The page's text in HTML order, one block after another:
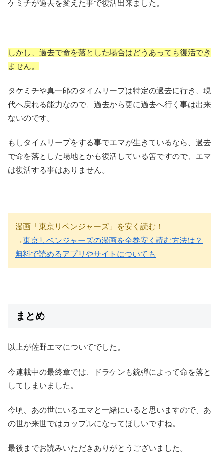
ケミチが過去を変えた事で復活出来ました。
しかし、過去で命を落とした場合はどうあっても復活でき
ません。
タケミチや真一郎のタイムリープは特定の過去に行き、現
代へ戻れる能力なので、過去から更に過去へ行く事は出来
ないのです。
もしタイムリープをする事でエマが生きているなら、過去
で命を落とした場地とかも復活している筈ですので、エマ
は復活する事はありません。
漫画「東京リベンジャーズ」を安く読む！
→東京リベンジャーズの漫画を全巻安く読む方法は？
無料で読めるアプリやサイトについても
まとめ
以上が佐野エマについてでした。
今連載中の最終章では、ドラケンも銃弾によって命を落と
してしまいました。
今頃、あの世にいるエマと一緒にいると思いますので、あ
の世か来世ではカップルになってほしいですね。
最後までお読みいただきありがとうございました。